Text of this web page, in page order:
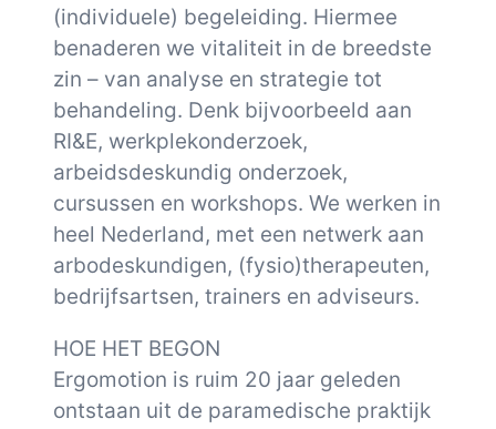
(individuele) begeleiding. Hiermee
benaderen we vitaliteit in de breedste
zin – van analyse en strategie tot
behandeling. Denk bijvoorbeeld aan
RI&E, werkplekonderzoek,
arbeidsdeskundig onderzoek,
cursussen en workshops. We werken in
heel Nederland, met een netwerk aan
arbodeskundigen, (fysio)therapeuten,
bedrijfsartsen, trainers en adviseurs.
HOE HET BEGON
Ergomotion is ruim 20 jaar geleden
ontstaan uit de paramedische praktijk